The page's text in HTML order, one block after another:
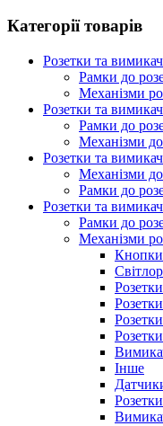
Категорії товарів
Розетки та
Рамки до
Механізми
Розетки та
Рамки до
Механізми
Розетки та
Механізми
Рамки до
Розетки та
Рамки до
Механізми
Кнопки
Інше